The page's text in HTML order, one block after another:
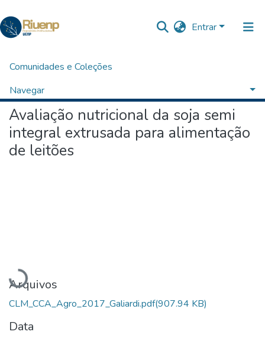
Entrar
Comunidades e Coleções
Navegar
Estatísticas
O Repositório
Início Ciências Agrárias
Avaliação nutricional da soja semi
integral extrusada para alimentação
de leitões
Carregando...
Arquivos
CLM_CCA_Agro_2017_Galiardi.pdf(907.94 KB)
Data